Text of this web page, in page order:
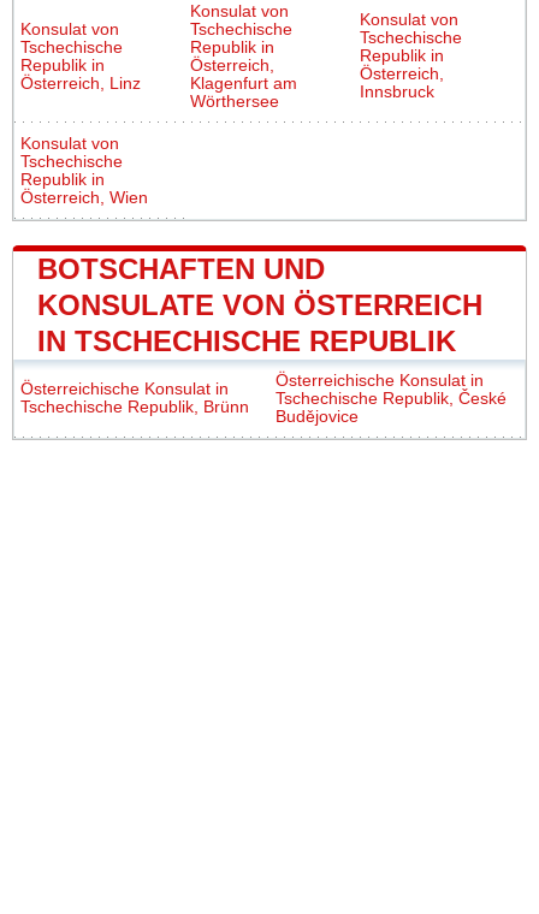
Konsulat von
Tschechische
Republik in
Österreich, Linz
Konsulat von
Tschechische
Republik in
Österreich,
Klagenfurt am
Wörthersee
Konsulat von
Tschechische
Republik in
Österreich,
Innsbruck
Konsulat von
Tschechische
Republik in
Österreich, Wien
BOTSCHAFTEN UND
KONSULATE VON ÖSTERREICH
IN TSCHECHISCHE REPUBLIK
Österreichische Konsulat in
Tschechische Republik, Brünn
Österreichische Konsulat in
Tschechische Republik, České
Budějovice